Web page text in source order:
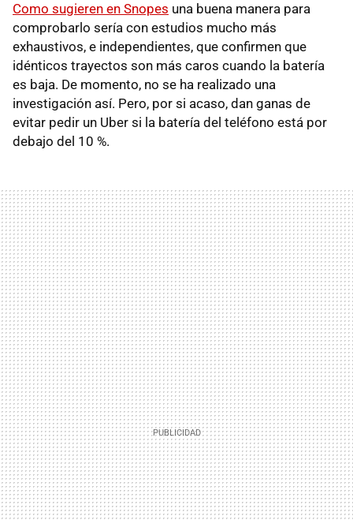
Como sugieren en Snopes una buena manera para
comprobarlo sería con estudios mucho más
exhaustivos, e independientes, que confirmen que
idénticos trayectos son más caros cuando la batería
es baja. De momento, no se ha realizado una
investigación así. Pero, por si acaso, dan ganas de
evitar pedir un Uber si la batería del teléfono está por
debajo del 10 %.